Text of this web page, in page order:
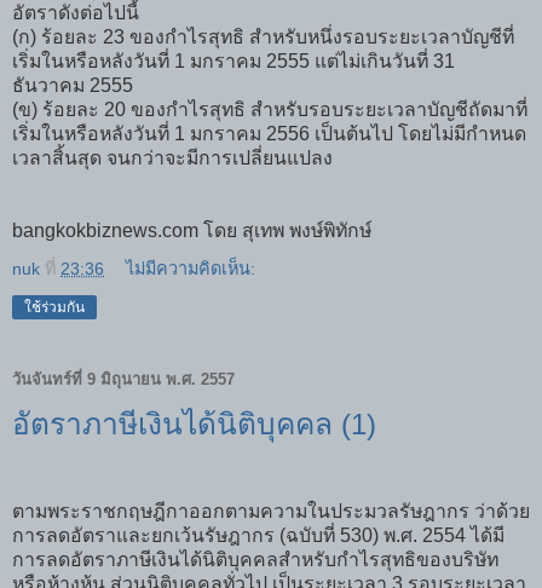
อัตราดังต่อไปนี้
(ก) ร้อยละ 23 ของกำไรสุทธิ สำหรับหนึ่งรอบระยะเวลาบัญชีที่
เริ่มในหรือหลังวันที่ 1 มกราคม 2555 แต่ไม่เกินวันที่ 31
ธันวาคม 2555
(ข) ร้อยละ 20 ของกำไรสุทธิ สำหรับรอบระยะเวลาบัญชีถัดมาที่
เริ่มในหรือหลังวันที่ 1 มกราคม 2556 เป็นต้นไป โดยไม่มีกำหนด
เวลาสิ้นสุด จนกว่าจะมีการเปลี่ยนแปลง
bangkokbiznews.com โดย สุเทพ พงษ์พิทักษ์
nuk ที่ 23:36 ไม่มีความคิดเห็น:
ใช้ร่วมกัน
วันจันทร์ที่ 9 มิถุนายน พ.ศ. 2557
อัตราภาษีเงินได้นิติบุคคล (1)
ตามพระราชกฤษฎีกาออกตามความในประมวลรัษฎากร ว่าด้วย
การลดอัตราและยกเว้นรัษฎากร (ฉบับที่ 530) พ.ศ. 2554 ได้มี
การลดอัตราภาษีเงินได้นิติบุคคลสำหรับกำไรสุทธิของบริษัท